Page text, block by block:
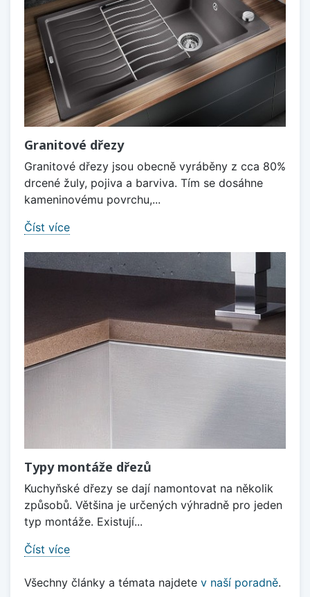
Granitové dřezy
Granitové dřezy jsou obecně vyráběny z cca 80%
drcené žuly, pojiva a barviva. Tím se dosáhne
kameninovému povrchu,...
Číst více
Typy montáže dřezů
Kuchyňské dřezy se dají namontovat na několik
způsobů. Většina je určených výhradně pro jeden
typ montáže. Existují...
Číst více
Všechny články a témata najdete v naší poradně.